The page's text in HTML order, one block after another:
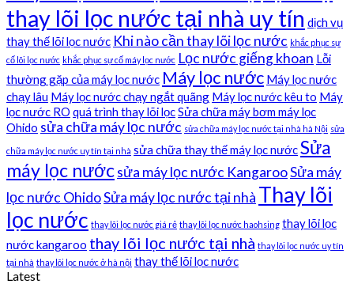
thay lõi lọc nước tại nhà uy tín dịch vụ
thay thế lõi lọc nước Khi nào cần thay lõi lọc nước khắc phục sự
cố lõi lọc nước khắc phục sự cố máy lọc nước Lọc nước giếng khoan Lỗi
thường gặp của máy lọc nước Máy lọc nước Máy lọc nước
chạy lâu Máy lọc nước chạy ngắt quãng Máy lọc nước kêu to Máy
lọc nước RO quá trình thay lõi lọcSửa chữa máy bơm máy lọc
Ohido sửa chữa máy lọc nước sửa chữa máy lọc nước tại nhà hà Nội sửa
chữa máy lọc nước uy tín tại nhà sửa chữa thay thế máy lọc nướcSửa
máy lọc nướcsửa máy lọc nước KangarooSửa máy
lọc nước OhidoSửa máy lọc nước tại nhà Thay lõi
lọc nước thay lõi lọc nước giá rẻ thay lõi lọc nước haohsing thay lõi lọc
nước kangaroo thay lõi lọc nước tại nhà thay lõi lọc nước uy tín
tại nhà thay lõi lọc nước ở hà nội thay thế lõi lọc nước
Latest